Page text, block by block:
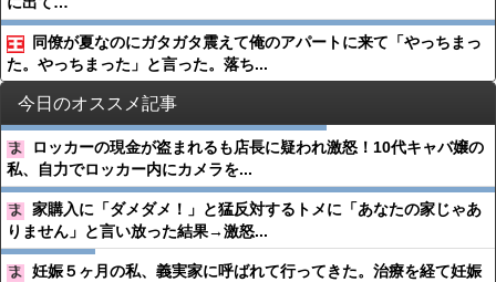
同僚が夏なのにガタガタ震えて俺のアパートに来て「やっちまっ
た。やっちまった」と言った。落ち...
今日のオススメ記事
ロッカーの現金が盗まれるも店長に疑われ激怒！10代キャバ嬢の
私、自力でロッカー内にカメラを...
家購入に「ダメダメ！」と猛反対するトメに「あなたの家じゃあ
りません」と言い放った結果→激怒...
妊娠５ヶ月の私、義実家に呼ばれて行ってきた。治療を経て妊娠